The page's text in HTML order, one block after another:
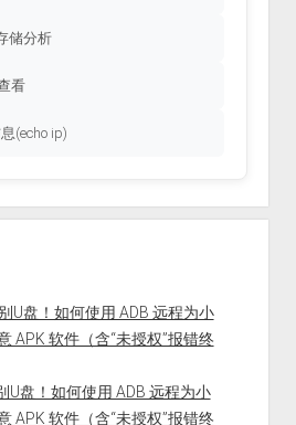
储分析
看
(echo ip)
U盘！如何使用 ADB 远程为小
APK 软件（含“未授权”报错终
U盘！如何使用 ADB 远程为小
APK 软件（含“未授权”报错终